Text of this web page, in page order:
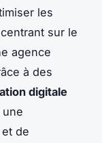
les
sur le
agence
à des
digitale
de